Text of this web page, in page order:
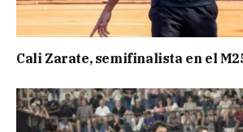
Cali Zarate, semifinalista en el